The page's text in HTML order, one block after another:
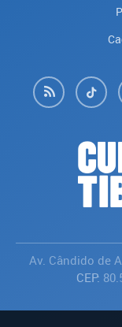
Av. Cândido de
CEP: